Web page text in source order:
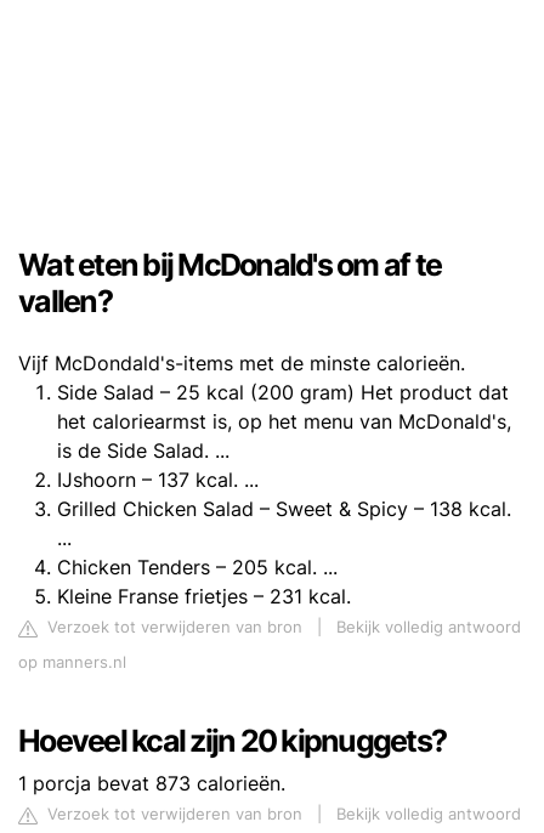
Wat eten bij McDonald's om af te
vallen?
Vijf McDondald's-items met de minste calorieën.
Side Salad – 25 kcal (200 gram) Het product dat
het caloriearmst is, op het menu van McDonald's,
is de Side Salad. ...
IJshoorn – 137 kcal. ...
Grilled Chicken Salad – Sweet & Spicy – 138 kcal.
...
Chicken Tenders – 205 kcal. ...
Kleine Franse frietjes – 231 kcal.
Verzoek tot verwijderen van bron
Bekijk volledig antwoord
op manners.nl
Hoeveel kcal zijn 20 kipnuggets?
1 porcja bevat 873 calorieën.
Verzoek tot verwijderen van bron Bekijk volledig antwoord